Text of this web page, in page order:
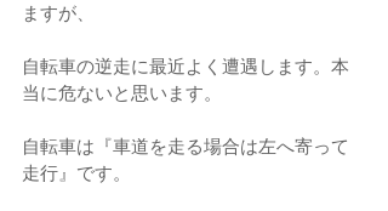
ますが、
自転車の逆走に最近よく遭遇します。本
当に危ないと思います。
自転車は『車道を走る場合は左へ寄って
走行』です。